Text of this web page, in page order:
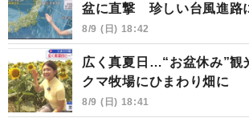
盆に直撃 珍しい台風進路
8/9 (日) 18:42
広く真夏日…“お盆休み”
クマ牧場にひまわり畑に
8/9 (日) 18:41